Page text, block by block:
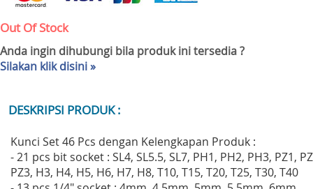
Out Of Stock
Anda ingin dihubungi bila produk ini tersedia ?
Silakan klik disini »
DESKRIPSI PRODUK :
Kunci Set 46 Pcs dengan Kelengkapan Produk :
- 21 pcs bit socket : SL4, SL5.5, SL7, PH1, PH2, PH3, PZ1,
PZ3, H3, H4, H5, H6, H7, H8, T10, T15, T20, T25, T30, T40